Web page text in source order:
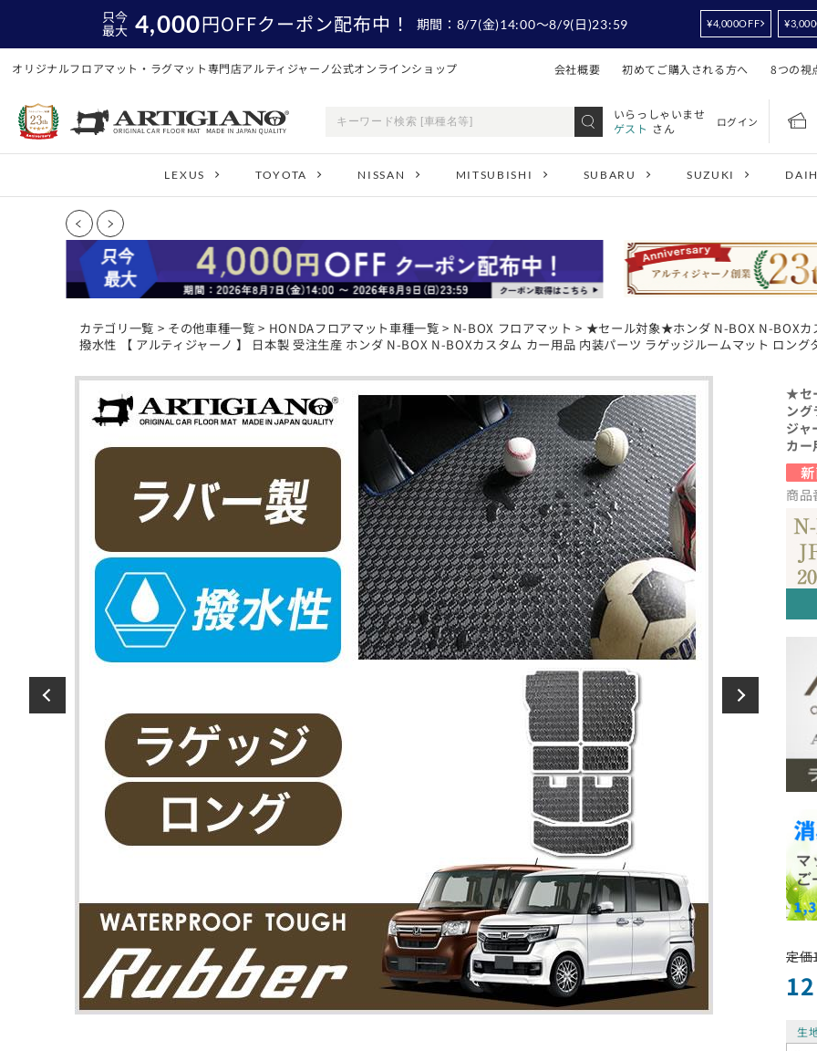
只今
最大 4,000円OFFクーポン配布中！ 期間： 8/7(金)14:00～8/9(日)23:59 ¥4,000OFF
オリジナルフロアマット・ラグマット専門店アルティジャーノ公式オンラインショップ 会社概要 初めてご購入される方へ 8つの視
いらっしゃいませ
ゲスト さん ログイン
LEXUS TOYOTA NISSAN MITSUBISHI SUBARU SUZUKI
カテゴリ一覧 > その他車種一覧 > HONDAフロアマット車種一覧 > N-BOX フロアマット > ★セール対象★ホンダ N-BOX N-BOXカ
撥水性 【 アルティジャーノ 】 日本製 受注生産 ホンダ N-BOX N-BOXカスタム カー用品 内装パーツ ラゲッジルームマット ロング
★セ
ン
ジ
カー
商
定
生